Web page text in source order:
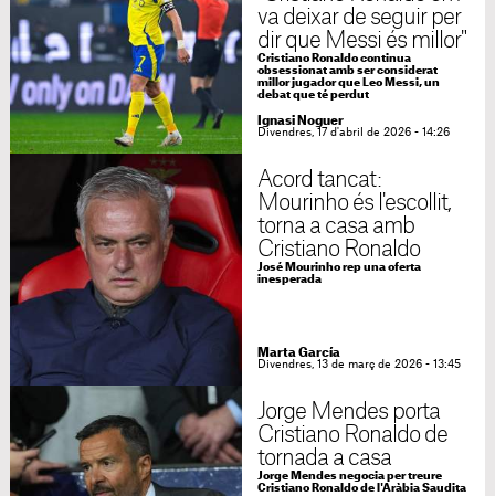
va deixar de seguir per
dir que Messi és millor"
Cristiano Ronaldo continua
obsessionat amb ser considerat
millor jugador que Leo Messi, un
debat que té perdut
Ignasi Noguer
Divendres, 17 d'abril de 2026 - 14:26
Acord tancat:
Mourinho és l'escollit,
torna a casa amb
Cristiano Ronaldo
José Mourinho rep una oferta
inesperada
Marta García
Divendres, 13 de març de 2026 - 13:45
Jorge Mendes porta
Cristiano Ronaldo de
tornada a casa
Jorge Mendes negocia per treure
Cristiano Ronaldo de l'Aràbia Saudita